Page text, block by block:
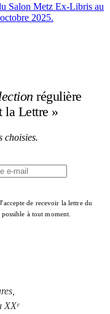
Salon Metz Ex-Libris au
2025.
régulière
la Lettre »
choisies.
J'accepte de recevoir la lettre du
à tout moment.
XXᵉ